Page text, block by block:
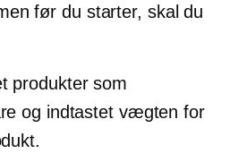
før du starter, skal du
produkter som
og indtastet vægten for